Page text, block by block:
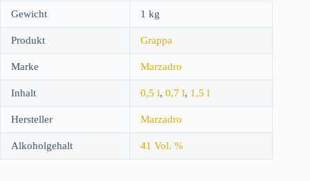
Gewicht 1 kg
Produkt Grappa
Marke Marzadro
Inhalt 0,5 l, 0,7 l, 1,5 l
Hersteller Marzadro
Alkoholgehalt 41 Vol. %